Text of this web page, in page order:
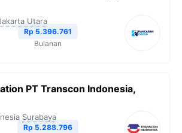
Utara
Rp 5.396.761
Bulanan
PT Transcon Indonesia,
Surabaya
Rp 5.288.796